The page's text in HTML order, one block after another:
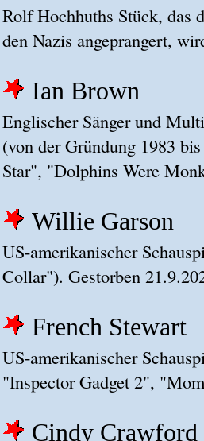
Rolf Hochhuths Stück, das
den Nazis angeprangert,
Ian Brown
Englischer Sänger und
(von der Gründung 1983
Star", "Dolphins Were
Willie Garson
US-amerikanischer
Collar"). Gestorben
French Stewart
US-amerikanischer
"Inspector Gadget 2",
Cindy Crawford